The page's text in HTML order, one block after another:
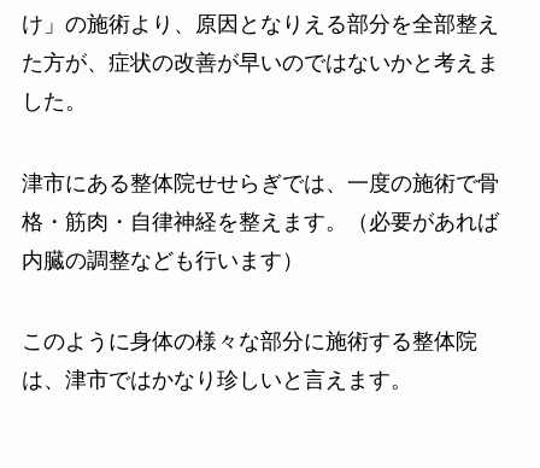
け」の施術より、原因となりえる部分を全部整え
た方が、症状の改善が早いのではないかと考えま
した。
津市にある整体院せせらぎでは、一度の施術で骨
格・筋肉・自律神経を整えます。（必要があれば
内臓の調整なども行います）
このように身体の様々な部分に施術する整体院
は、津市ではかなり珍しいと言えます。